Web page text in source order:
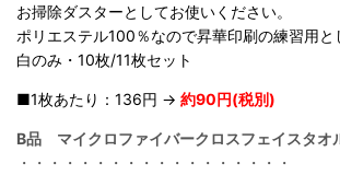
お掃除ダスターとしてお使いください。
ポリエステル100％なので昇華印刷の練習用と
白のみ・10枚/11枚セット
■1枚あたり：136円 → 約90円(税別)
B品 マイクロファイバークロスフェイスタオ
・・・・・・・・・・・・・・・・・・